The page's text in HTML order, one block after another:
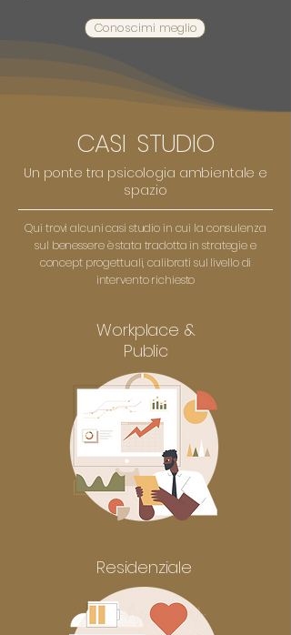
Conoscimi meglio
CASI STUDIO
Un ponte tra psicologia ambientale e
spazio
Qui trovi alcuni casi studio in cui la consulenza
sul benessere è stata tradotta in strategie e
concept progettuali, calibrati sul livello di
intervento richiesto
Workplace &
Public
Residenziale